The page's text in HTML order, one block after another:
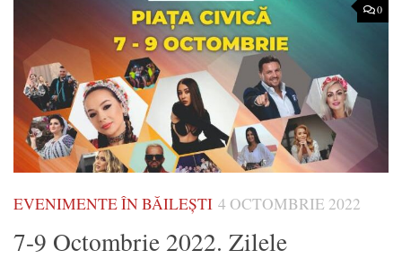
0
EVENIMENTE ÎN BĂILEȘTI 4 OCTOMBRIE 2022
7-9 Octombrie 2022. Zilele